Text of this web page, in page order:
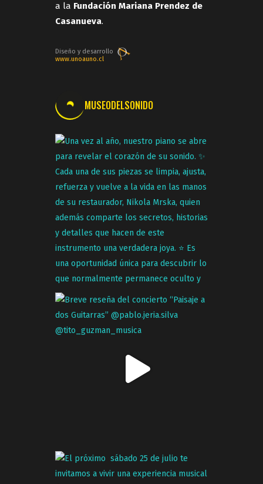
a la Fundación Mariana Prendez de
Casanueva.
Diseño y desarrollo
www.unoauno.cl
MUSEODELSONIDO